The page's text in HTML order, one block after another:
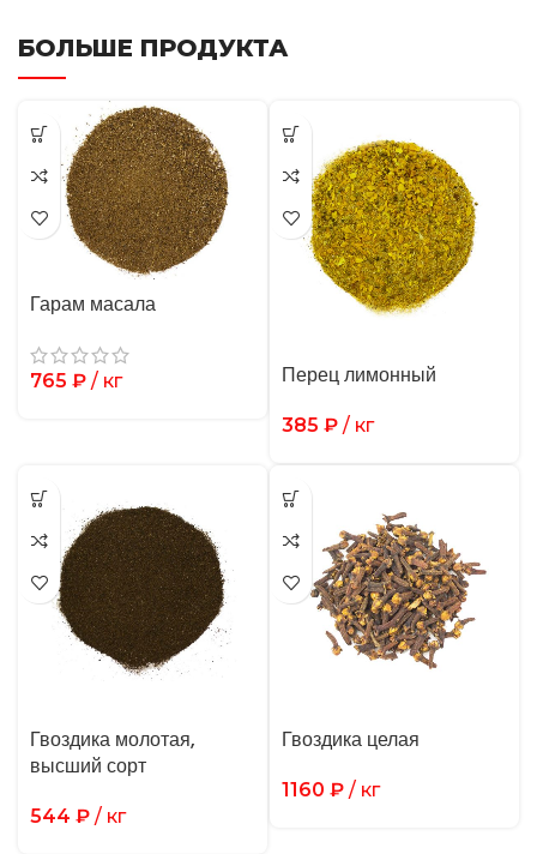
БОЛЬШЕ ПРОДУКТА
Гарам масала
765 ₽ / кг Перец лимонный
385 ₽ / кг
Гвоздика молотая,
высший сорт
544 ₽ / кг
Гвоздика целая
1160 ₽ / кг